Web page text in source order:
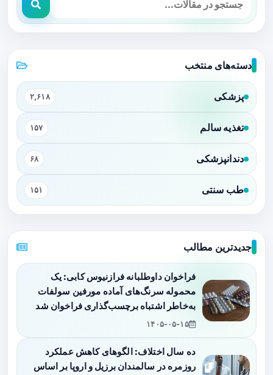
دسته‌های منتخب
پزشکی ۲,۶۱۸
تغذیه سالم ۱۵۷
دندانپزشکی ۶۸
طب سنتی ۱۵۱
جدیدترین مطالب
فراخوان داوطلبانه فرازنیوس کابی: یک
محموله سرنگ‌های آماده مورفین سولفات
به‌خاطر اشتباه برچسب‌گذاری فراخوان شد
۱۴۰۵-۰۵-۱۵
ده سال اختلاف: الگوهای کاهش عملکرد
روزمره در سالمندان برزیل و اروپا بر اساس